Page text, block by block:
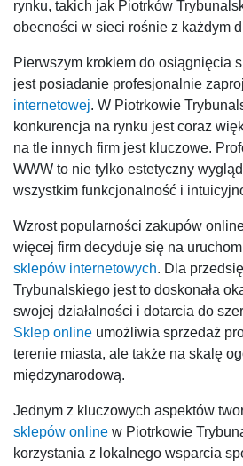
rynku, takich jak Piotrków
obecności w sieci rośnie z każdym
Pierwszym krokiem do osiągnięcia
jest posiadanie profesjonalnie
internetowej. W Piotrkowie
konkurencja na rynku jest coraz
na tle innych firm jest kluczowe.
WWW to nie tylko estetyczny
wszystkim funkcjonalność i
Wzrost popularności zakupów
więcej firm decyduje się na
sklepów internetowych. Dla
Trybunalskiego jest to doskonała
swojej działalności i dotarcia do
Sklep online umożliwia sprzedaż
terenie miasta, ale także na skalę
międzynarodową.
Jednym z kluczowych aspektów
sklepów online w Piotrkowie
korzystania z lokalnego wsparcia